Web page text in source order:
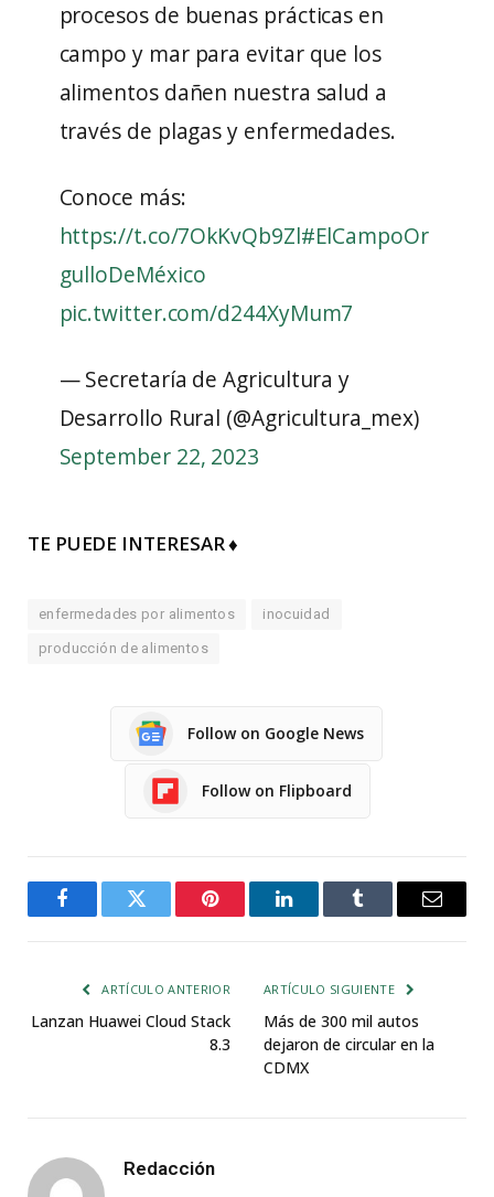
procesos de buenas prácticas en
campo y mar para evitar que los
alimentos dañen nuestra salud a
través de plagas y enfermedades.
Conoce más:
https://t.co/7OkKvQb9Zl#ElCampoOr
gulloDeMéxico
pic.twitter.com/d244XyMum7
— Secretaría de Agricultura y
Desarrollo Rural (@Agricultura_mex)
September 22, 2023
TE PUEDE INTERESAR ♦
enfermedades por alimentos inocuidad
producción de alimentos
Follow on Google News
Follow on Flipboard
FacebookTwitter Pinterest LinkedInTumblr Email
ARTÍCULO ANTERIOR
Lanzan Huawei Cloud Stack
8.3
ARTÍCULO SIGUIENTE
Más de 300 mil autos
dejaron de circular en la
CDMX
Redacción